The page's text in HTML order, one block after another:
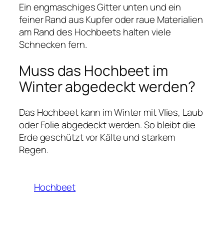
Ein engmaschiges Gitter unten und ein
feiner Rand aus Kupfer oder raue Materialien
am Rand des Hochbeets halten viele
Schnecken fern.
Muss das Hochbeet im
Winter abgedeckt werden?
Das Hochbeet kann im Winter mit Vlies, Laub
oder Folie abgedeckt werden. So bleibt die
Erde geschützt vor Kälte und starkem
Regen.
Hochbeet